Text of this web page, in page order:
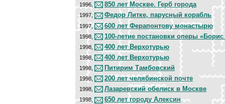
1996, 850 лет Москве. Герб города
1997, Федор Литке, парусный корабль
1997, 600 лет Ферапонтову монастырю
1998, 100-летие постановки оперы
1998, 400 лет Верхотурью
1998, 400 лет Верхотурью
1998, Питирим Тамбовский
1998, 200 лет челябинской почте
1998, Лазаревский обелиск в Москве
1998, 650 лет городу Алексин